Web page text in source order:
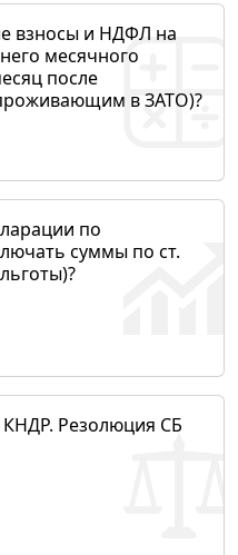
взносы и НДФЛ на
месячного
после
в ЗАТО)?
по
суммы по ст.
КНДР. Резолюция СБ